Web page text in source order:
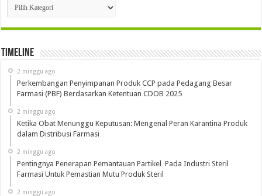
Timeline
2 minggu ago
Perkembangan Penyimpanan Produk CCP pada Pedagang Besar
Farmasi (PBF) Berdasarkan Ketentuan CDOB 2025
2 minggu ago
Ketika Obat Menunggu Keputusan: Mengenal Peran Karantina Produk
dalam Distribusi Farmasi
2 minggu ago
Pentingnya Penerapan Pemantauan Partikel Pada Industri Steril
Farmasi Untuk Pemastian Mutu Produk Steril
2 minggu ago